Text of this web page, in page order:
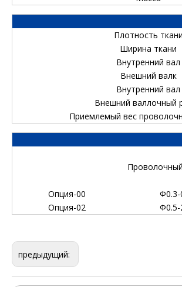
Плотность ткани
Ширина ткани
Внутренний вал
Внешний валк
Внутренний вал
Внешний валлочный
Приемлемый вес
Опция-00
Φ0.3-
Опция-02
Φ0.5-
предыдущий: